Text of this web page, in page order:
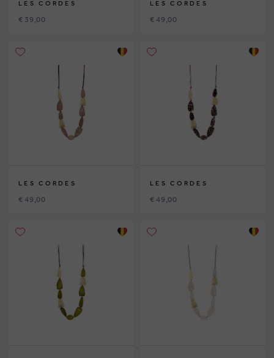
LES CORDES
€ 39,00
LES CORDES
€ 49,00
LES CORDES
€ 49,00
LES CORDES
€ 49,00